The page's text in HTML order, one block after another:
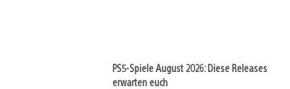
PS5-Spiele August 2026: Diese Releases
erwarten euch